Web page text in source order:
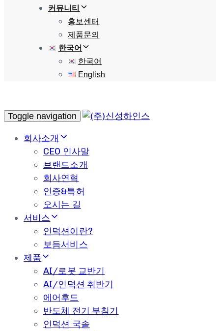
커뮤니티
홍보센터
제품문의
한국어
한국어
English
Toggle navigation
회사소개
CEO 인사말
브랜드소개
회사연혁
인증&특허
오시는 길
서비스
인덕션이란?
보듬서비스
제품
AI/로봇 교반기
AI/인덕션 취반기
에어후드
반도체 전기 부침기
인덕션 국솥